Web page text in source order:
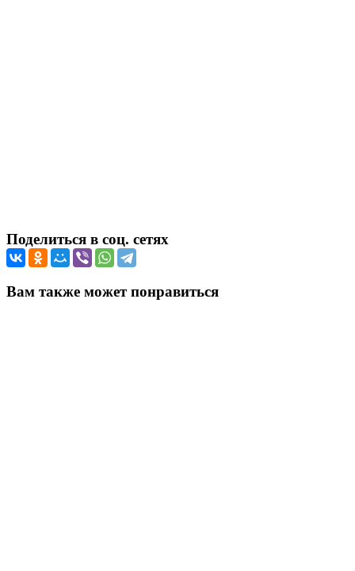
Поделиться в соц. сетях
Вам также может понравиться